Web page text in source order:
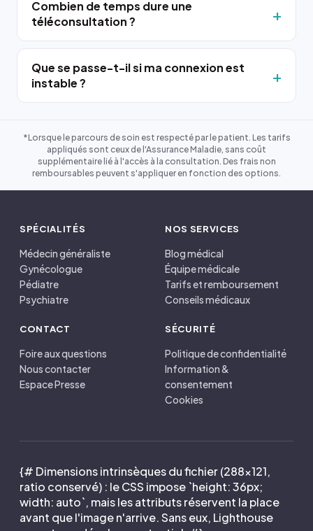
Combien de temps dure une
téléconsultation ?
Que se passe-t-il si ma connexion est
instable ?
*Lorsque le parcours de soin est respecté par le patient. Les tarifs
appliqués sont ceux de l'Assurance Maladie, sans coût
supplémentaire lié à l'accès à la consultation. Des frais non
remboursables peuvent s'appliquer en fonction des options.
SPÉCIALITÉS
Médecin généraliste
Gynécologue
Pédiatre
Psychiatre
NOS SERVICES
Blog médical
Équipe médicale
Tarifs et remboursement
Conseils médicaux
CONTACT
Foire aux questions
Nous contacter
Espace Presse
SÉCURITÉ
Politique de confidentialité
Information &
consentement
Cookies
{# Dimensions intrinsèques du fichier (288×121,
ratio conservé) : le CSS impose `height: 36px;
width: auto`, mais les attributs réservent la place
avant que l'image n'arrive. Sans eux, Lighthouse